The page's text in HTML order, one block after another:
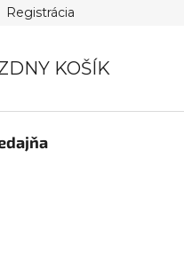
Registrácia
KOŠÍK